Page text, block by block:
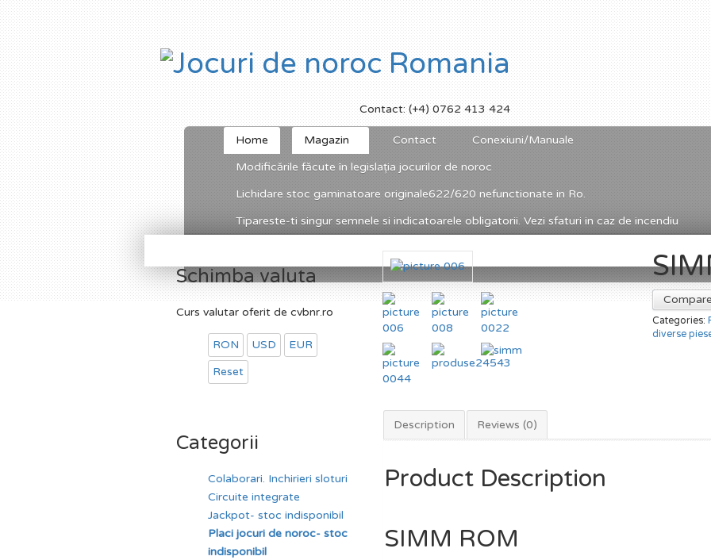
Contact: (+4) 0762 413 424
Home Magazin Contact
Conexiuni/Manuale
Modificările făcute în legislația jocurilor de noroc
Lichidare stoc gaminatoare originale622/620 nefunctionate in Ro.
Tipareste-ti singur semnele si indicatoarele obligatorii. Vezi sfaturi in caz de incendiu
Categories:
diverse
Description Reviews (0)
Product Description
SIMM ROM
Schimba valuta
Curs valutar oferit de cvbnr.ro
RON USD
EUR
Reset
Categorii
Colaborari. Inchirieri sloturi
Circuite integrate
Jackpot- stoc indisponibil
Placi jocuri de noroc- stoc
indisponibil